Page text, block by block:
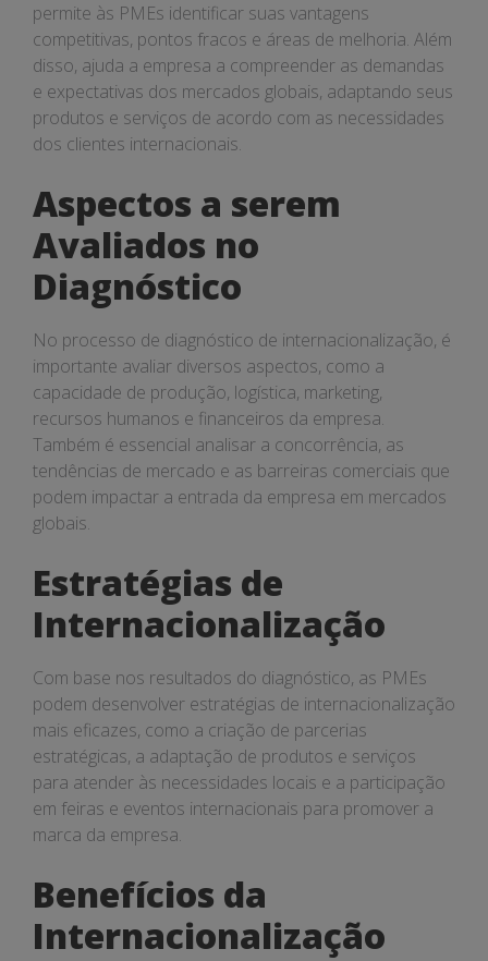
permite às PMEs identificar suas vantagens
competitivas, pontos fracos e áreas de melhoria. Além
disso, ajuda a empresa a compreender as demandas
e expectativas dos mercados globais, adaptando seus
produtos e serviços de acordo com as necessidades
dos clientes internacionais.
Aspectos a serem
Avaliados no
Diagnóstico
No processo de diagnóstico de internacionalização, é
importante avaliar diversos aspectos, como a
capacidade de produção, logística, marketing,
recursos humanos e financeiros da empresa.
Também é essencial analisar a concorrência, as
tendências de mercado e as barreiras comerciais que
podem impactar a entrada da empresa em mercados
globais.
Estratégias de
Internacionalização
Com base nos resultados do diagnóstico, as PMEs
podem desenvolver estratégias de internacionalização
mais eficazes, como a criação de parcerias
estratégicas, a adaptação de produtos e serviços
para atender às necessidades locais e a participação
em feiras e eventos internacionais para promover a
marca da empresa.
Benefícios da
Internacionalização